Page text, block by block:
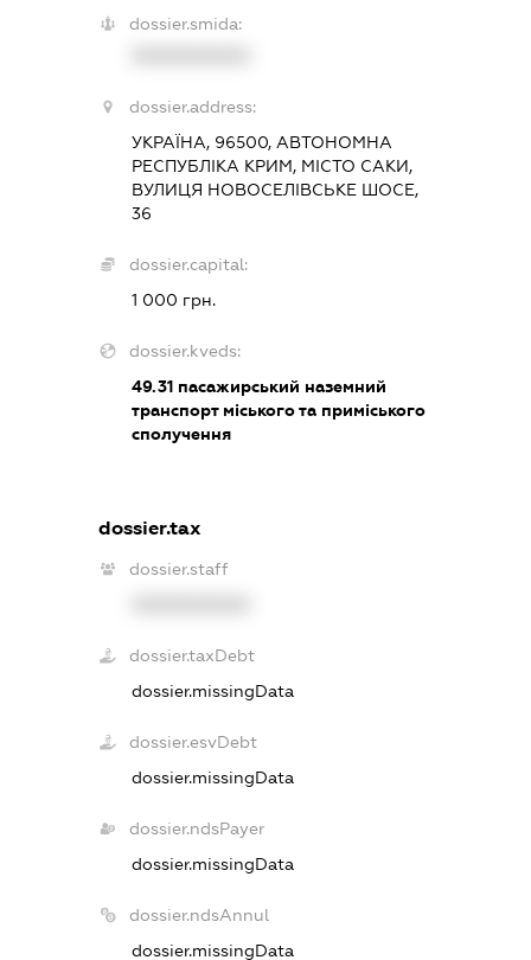
dossier.smida:
dossier.address:
УКРАЇНА, 96500, АВТОНОМНА
РЕСПУБЛІКА КРИМ, МІСТО САКИ,
ВУЛИЦЯ НОВОСЕЛІВСЬКЕ ШОСЕ,
36
dossier.capital:
1 000 грн.
dossier.kveds:
49.31 пасажирський наземний
транспорт міського та приміського
сполучення
dossier.tax
dossier.staff
dossier.taxDebt
dossier.missingData
dossier.esvDebt
dossier.missingData
dossier.ndsPayer
dossier.missingData
dossier.ndsAnnul
dossier.missingData